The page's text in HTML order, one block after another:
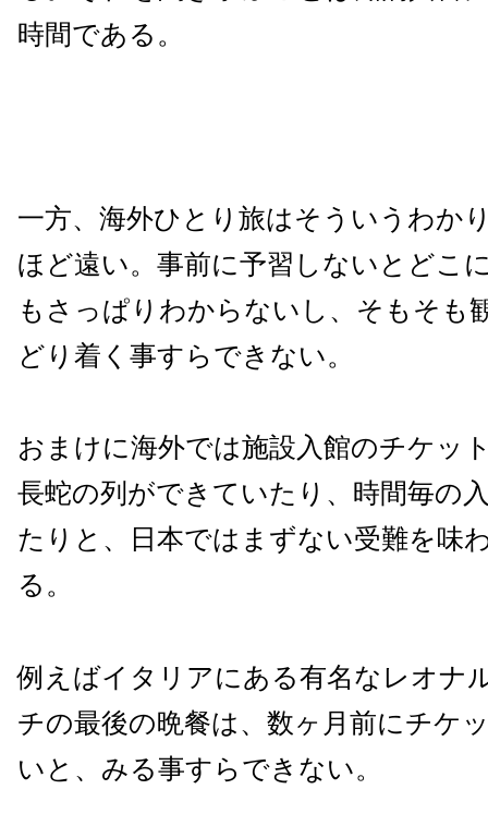
時間である。
一方、海外ひとり旅はそういうわか
ほど遠い。事前に予習しないとどこ
もさっぱりわからないし、そもそも
どり着く事すらできない。
おまけに海外では施設入館のチケッ
長蛇の列ができていたり、時間毎の
たりと、日本ではまずない受難を味
る。
例えばイタリアにある有名なレオナ
チの最後の晩餐は、数ヶ月前にチケ
いと、みる事すらできない。